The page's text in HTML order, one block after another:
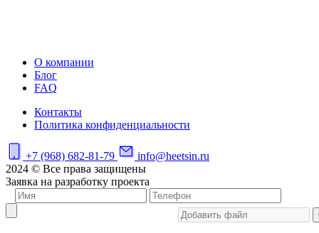
О компании
Блог
FAQ
Контакты
Политика конфиденциальности
+7 (968) 682-81-79
info@heetsin.ru
2024 © Все права защищены
Заявка на разработку проекта